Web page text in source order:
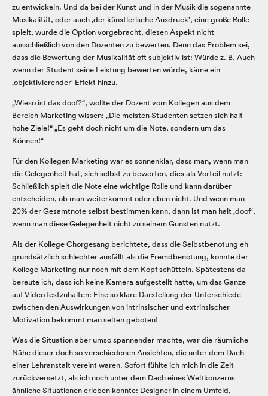
zu entwickeln. Und da bei der Kunst und in der Musik die sogenannte
Musikalität, oder auch ‚der künstlerische Ausdruck’, eine große Rolle
spielt, wurde die Option vorgebracht, diesen Aspekt nicht
ausschließlich von den Dozenten zu bewerten. Denn das Problem sei,
dass die Bewertung der Musikalität oft subjektiv ist: Würde z. B. Auch
wenn der Student seine Leistung bewerten würde, käme ein
‚objektivierender‘ Effekt hinzu.
„Wieso ist das doof?“, wollte der Dozent vom Kollegen aus dem
Bereich Marketing wissen: „Die meisten Studenten setzen sich halt
hohe Ziele!“ „Es geht doch nicht um die Note, sondern um das
Können!“
Für den Kollegen Marketing war es sonnenklar, dass man, wenn man
die Gelegenheit hat, sich selbst zu bewerten, dies als Vorteil nutzt:
Schließlich spielt die Note eine wichtige Rolle und kann darüber
entscheiden, ob man weiterkommt oder eben nicht. Und wenn man
20% der Gesamtnote selbst bestimmen kann, dann ist man halt ‚doof‘,
wenn man diese Gelegenheit nicht zu seinem Gunsten nutzt.
Als der Kollege Chorgesang berichtete, dass die Selbstbenotung eh
grundsätzlich schlechter ausfällt als die Fremdbenotung, konnte der
Kollege Marketing nur noch mit dem Kopf schütteln. Spätestens da
bereute ich, dass ich keine Kamera aufgestellt hatte, um das Ganze
auf Video festzuhalten: Eine so klare Darstellung der Unterschiede
zwischen den Auswirkungen von intrinsischer und extrinsischer
Motivation bekommt man selten geboten!
Was die Situation aber umso spannender machte, war die räumliche
Nähe dieser doch so verschiedenen Ansichten, die unter dem Dach
einer Lehranstalt vereint waren. Sofort fühlte ich mich in die Zeit
zurückversetzt, als ich noch unter dem Dach eines Weltkonzerns
ähnliche Situationen erleben konnte: Designer in einem Umfeld,